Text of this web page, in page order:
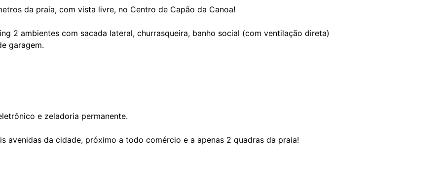
da praia, com vista livre, no Centro de Capão da Canoa!
2 ambientes com sacada lateral, churrasqueira, banho social (com ventilação direta)
garagem.
e zeladoria permanente.
avenidas da cidade, próximo a todo comércio e a apenas 2 quadras da praia!